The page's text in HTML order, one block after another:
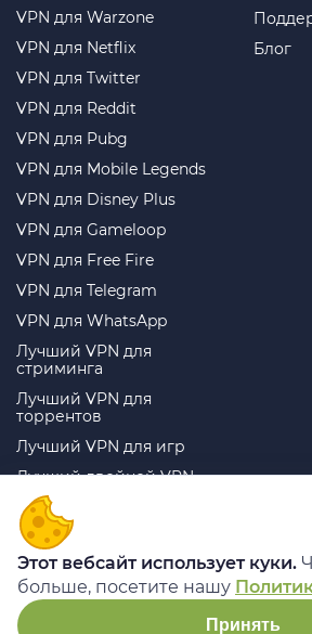
Блог
VPN для Warzone
VPN для Netflix
VPN для Twitter
VPN для Reddit
VPN для Pubg
VPN для Mobile Legends
VPN для Disney Plus
VPN для Gameloop
VPN для Free Fire
VPN для Telegram
VPN для WhatsApp
Лучший VPN для
стриминга
Лучший VPN для
торрентов
Лучший VPN для игр
Лучший двойной VPN
Telegram
Этот вебсайт использует куки.
больше, посетите нашу
Принять